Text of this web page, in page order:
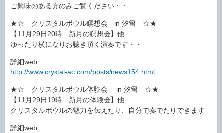
ご興味のある方のみご覧ください・・
★☆ クリスタルボウル瞑想会 in 汐留 ☆★
【11月29日20時 新月の瞑想会】他
ゆったり横になりお聴き頂く演奏です・・
詳細web
http://www.crystal-ac.com/posts/news154.html
★☆ クリスタルボウル体験会 in 汐留 ☆★
【11月29日19時 新月の体験会】他
クリスタルボウルの魅力を伝えたり、自分で奏でたりできます
詳細web